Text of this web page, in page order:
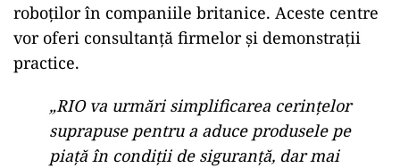
roboților în companiile britanice. Aceste centre
vor oferi consultanță firmelor și demonstrații
practice.
„RIO va urmări simplificarea cerințelor
suprapuse pentru a aduce produsele pe
piață în condiții de siguranță, dar mai